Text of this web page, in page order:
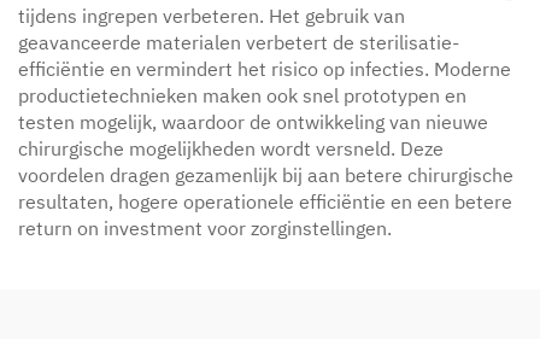
tijdens ingrepen verbeteren. Het gebruik van
geavanceerde materialen verbetert de sterilisatie-
efficiëntie en vermindert het risico op infecties. Moderne
productietechnieken maken ook snel prototypen en
testen mogelijk, waardoor de ontwikkeling van nieuwe
chirurgische mogelijkheden wordt versneld. Deze
voordelen dragen gezamenlijk bij aan betere chirurgische
resultaten, hogere operationele efficiëntie en een betere
return on investment voor zorginstellingen.